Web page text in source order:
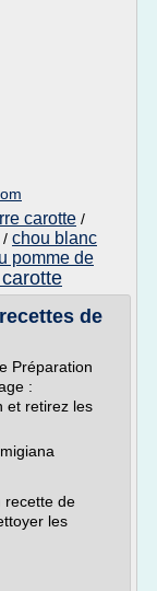
carotte /
/ chou blanc
pomme de
de
Préparation
:
et retirez les
recette de
les